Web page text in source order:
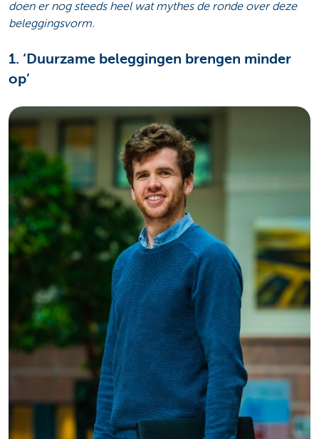
doen er nog steeds heel wat mythes de ronde over deze
beleggingsvorm.
1. ‘Duurzame beleggingen brengen minder
op’